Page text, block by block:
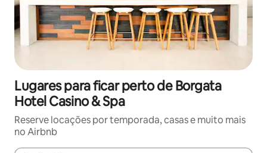
Lugares para ficar perto de Borgata
Hotel Casino & Spa
Reserve locações por temporada, casas e muito mais
no Airbnb